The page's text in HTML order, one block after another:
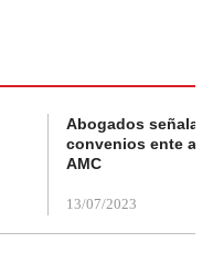
Abogados
convenios ente
AMC
13/07/2023